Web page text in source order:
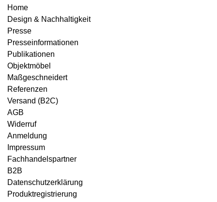
Home
Design & Nachhaltigkeit
Presse
Presseinformationen
Publikationen
Objektmöbel
Maßgeschneidert
Referenzen
Versand (B2C)
AGB
Widerruf
Anmeldung
Impressum
Fachhandelspartner
B2B
Datenschutzerklärung
Produktregistrierung